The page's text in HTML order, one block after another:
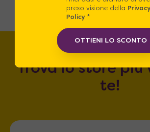
Trova lo store più
te!
preso visione della Privacy
Policy*
OTTIENI LO SCONTO